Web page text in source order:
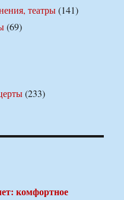
театры(141)
(69)
(233)
комфортное